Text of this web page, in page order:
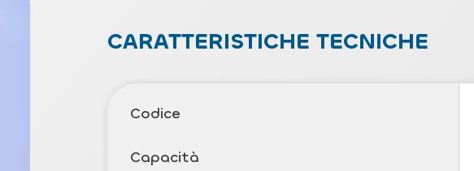
CARATTERISTICHE TECNICHE
Codice
Capacità